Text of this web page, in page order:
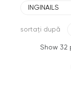
INGINAILS
sortați după
Show 32